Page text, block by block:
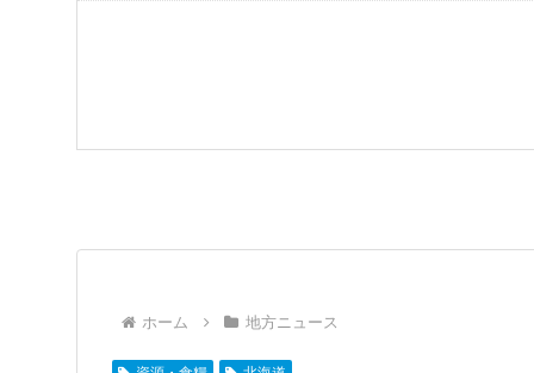
ホーム 地方ニュース